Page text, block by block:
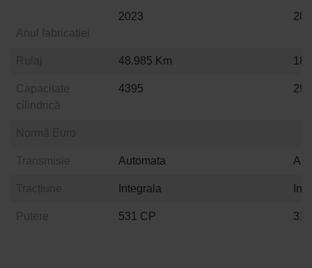
Anul fabricației
Capacitate
cilindrică
Transmisie
Putere
2023
48.985 Km
4395
Automata
Integrala
531 CP